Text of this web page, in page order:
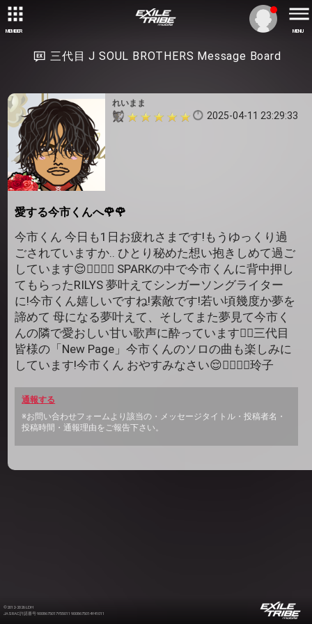
MEMBER MENU
三代目 J SOUL BROTHERS Message Board
れいまま
2025-04-11 23:29:33
愛する今市くんへ🌹🌹
今市くん 今日も1日お疲れさまです!もうゆっくり過
ごされていますか.. ひとり秘めた想い抱きしめて過ご
しています😌❤️‍🔥❤️‍🔥 SPARKの中で今市くんに背中押し
てもらったRILYS 夢叶えてシンガーソングライター
に!今市くん嬉しいですね!素敵です!若い頃幾度か夢を
諦めて 母になる夢叶えて、そしてまた夢見て今市く
んの隣で愛おしい甘い歌声に酔っています❤️‍🔥三代目
皆様の「New Page」今市くんのソロの曲も楽しみに
しています!今市くん おやすみなさい😌❤️‍🔥❤️‍🔥玲子
通報する
※お問い合わせフォームより該当の・メッセージタイトル・投稿者名・
投稿時間・通報理由をご報告下さい。
©2012-2026 LDH
JASRAC許諾番号 9008675017Y55011 9008675014Y41011